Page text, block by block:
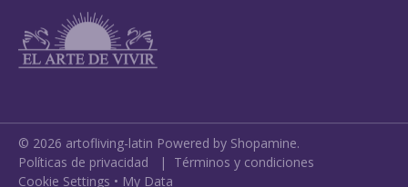
© 2026 artofliving-latin Powered by Shopamine.
Políticas de privacidad | Términos y condiciones
Cookie Settings • My Data